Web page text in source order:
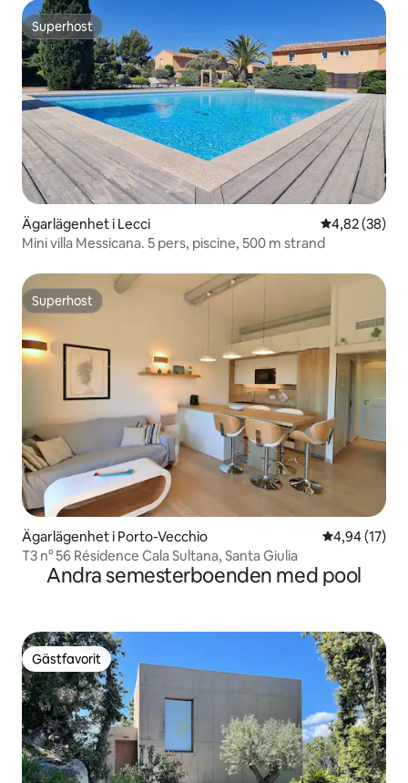
Superhost
Superhost
Ägarlägenhet i Lecci 4,82 av 5 i
4,82 (38)
Mini villa Messicana. 5 pers, piscine, 500 m strand
Superhost
Superhost
Ägarlägenhet i Porto-Vecchio 4,94 av 5 i
4,94 (17)
T3 n° 56 Résidence Cala Sultana, Santa Giulia
Andra semesterboenden med pool
Gästfavorit
Gästfavorit